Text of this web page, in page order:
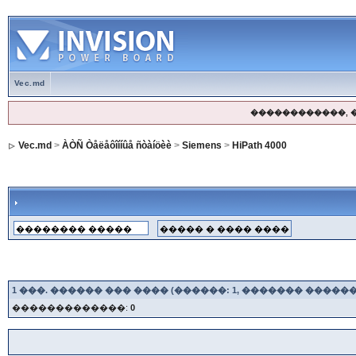
Vec.md
������������,
Vec.md > ÀÒÑ Òåëåôîííûå ñòàíöèè> Siemens > HiPath 4000
1 ���. ������ ��� ���� (������: 1, �������
�������������: 0